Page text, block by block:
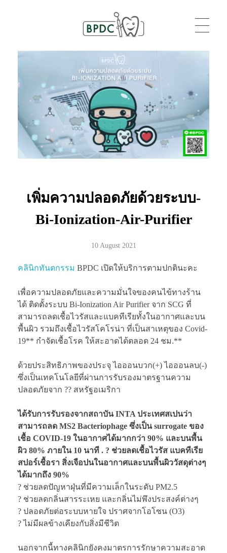
เพิ่มความปลอดภัยด้วยระบบ-
Bi-Ionization-Air-Purifier
10 August 2021
คลินิกทันตกรรม BPDC เปิดให้บริการตามปกตินะคะ
เพื่อความปลอดภัยและความมั่นใจของคนไข้ทางร้าน
ได้ ติดตั้งระบบ Bi-Ionization Air Purifier จาก SCG ที่
สามารถลดเชื้อไวรัสและแบคทีเรียทั้งในอากาศและบน
พื้นผิว รวมถึงเชื้อไวรัสโคโรน่า ที่เป็นสาเหตุของ Covid-
19** กำจัดเชื้อโรค ให้สะอาดได้ตลอด 24 ชม.**
ด้วยประสิทธิภาพของประจุ ไอออนบวก(+) ไอออนลบ(-)
ซึ่งเป็นเทคโนโลยีที่ผ่านการรับรองมาตรฐานความ
ปลอดภัยจาก ?? สหรัฐอเมริกา
ได้รับการรับรองจากสถาบัน INTA ประเทศสเปนว่า
สามารถลด MS2 Bacteriophage ซึ่งเป็น surrogate ของ
เชื้อ COVID-19 ในอากาศได้มากกว่า 90% และบนพื้น
ผิว 80% ภายใน 10 นาที . ? ช่วยลดเชื้อไวรัส แบคทีเรีย
สปอร์เชื้อรา สิ่งเจือปนในอากาศและบนพื้นผิววัสดุต่างๆ
ได้มากถึง 90%
? ช่วยลดปัญหาฝุ่นที่มีความเล็กในระดับ PM2.5
? ช่วยลดกลิ่นสารระเหย และกลิ่นไม่พึงประสงค์ต่างๆ
? ปลอดภัยต่อระบบหายใจ ปราศจากโอโซน (O3)
? ไม่มีผลข้างเคียงกับสิ่งมีชีวิต
นอกจากนี้ทางคลินิกยังคงมาตรการรักษาความสะอาด